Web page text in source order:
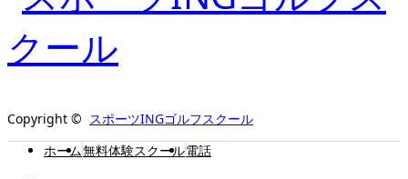
Copyright © スポーツINGゴルフスクール
ホーム無料体験スクール電話